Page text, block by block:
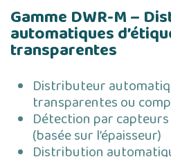
Gamme DWR-M –
automatiques
transparentes
Distributeur
transparentes ou
Détection par
(basée sur l’épaisseur)
Distribution